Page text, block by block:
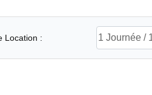
Location :